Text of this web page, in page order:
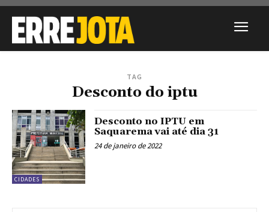
TAG
Desconto do iptu
CIDADES
Desconto no IPTU em
Saquarema vai até dia 31
24 de janeiro de 2022